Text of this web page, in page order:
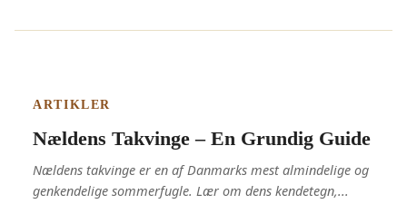
ARTIKLER
Nældens Takvinge – En Grundig Guide
Nældens takvinge er en af Danmarks mest almindelige og
genkendelige sommerfugle. Lær om dens kendetegn,...